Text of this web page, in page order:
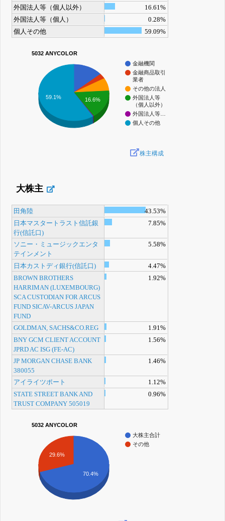
外国法人等（個人以外）
16.61%
外国法人等（個人）
0.28%
個人その他
59.09%
5032 ANYCOLOR
金融機関
金融商品取引
業者
その他の法人
外国法人等
（個人以外）
外国法人等…
個人その他
16.6%
59.1%
株主構成
大株主
田角陸
43.53%
日本マスタートラスト信託銀
行(信託口)
7.85%
ソニー・ミュージックエンタ
テインメント
5.58%
日本カストディ銀行(信託口)
4.47%
BROWN BROTHERS
HARRIMAN (LUXEMBOURG)
SCA CUSTODIAN FOR ARCUS
FUND SICAV-ARCUS JAPAN
FUND
1.92%
GOLDMAN, SACHS&CO.REG
1.91%
BNY GCM CLIENT ACCOUNT
JPRD AC ISG (FE-AC)
1.56%
JP MORGAN CHASE BANK
380055
1.46%
アイライツポート
1.12%
STATE STREET BANK AND
TRUST COMPANY 505019
0.96%
5032 ANYCOLOR
大株主合計
その他
29.6%
70.4%